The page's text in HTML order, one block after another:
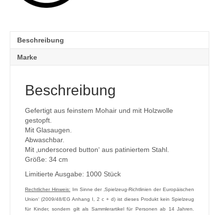
Beschreibung
Marke
Beschreibung
Gefertigt aus feinstem Mohair und mit Holzwolle
gestopft.
Mit Glasaugen.
Abwaschbar.
Mit ‚underscored button‘ aus patiniertem Stahl.
Größe: 34 cm
Limitierte Ausgabe: 1000 Stück
Rechtlicher Hinweis: Im Sinne der ‚Spielzeug-Richtlinien der Europäischen
Union‘ (2009/48/EG Anhang I, 2 c + d) ist dieses Produkt kein Spielzeug
für Kinder, sondern gilt als Sammlerartikel für Personen ab 14 Jahren.